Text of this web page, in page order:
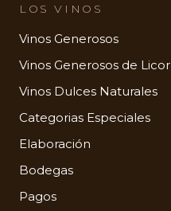
LOS VINOS
Vinos Generosos
Vinos Generosos de Licor
Vinos Dulces Naturales
Categorias Especiales
Elaboración
Bodegas
Pagos